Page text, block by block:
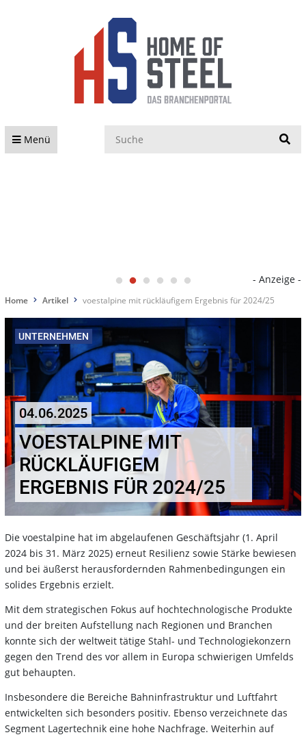
Menü
- Anzeige -
Home Artikel voestalpine mit rückläufigem Ergebnis für 2024/25
UNTERNEHMEN
04.06.2025
VOESTALPINE MIT
RÜCKLÄUFIGEM
ERGEBNIS FÜR 2024/25
Die voestalpine hat im abgelaufenen Geschäftsjahr (1. April
2024 bis 31. März 2025) erneut Resilienz sowie Stärke bewiesen
und bei äußerst herausfordernden Rahmenbedingungen ein
solides Ergebnis erzielt.
Mit dem strategischen Fokus auf hochtechnologische Produkte
und der breiten Aufstellung nach Regionen und Branchen
konnte sich der weltweit tätige Stahl- und Technologiekonzern
gegen den Trend des vor allem in Europa schwierigen Umfelds
gut behaupten.
Insbesondere die Bereiche Bahninfrastruktur und Luftfahrt
entwickelten sich besonders positiv. Ebenso verzeichnete das
Segment Lagertechnik eine hohe Nachfrage. Weiterhin auf